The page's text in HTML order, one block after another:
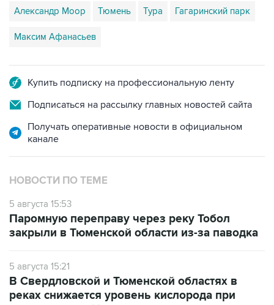
Александр Моор Тюмень Тура Гагаринский парк
Максим Афанасьев
Купить подписку на профессиональную ленту
Подписаться на рассылку главных новостей сайта
Получать оперативные новости в официальном
канале
НОВОСТИ ПО ТЕМЕ
5 августа 15:53
Паромную переправу через реку Тобол
закрыли в Тюменской области из-за паводка
5 августа 15:21
В Свердловской и Тюменской областях в
реках снижается уровень кислорода при